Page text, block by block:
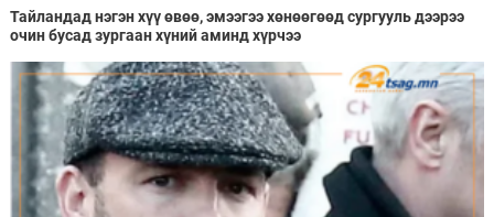
Тайландад нэгэн хүү өвөө, эмээгээ хөнөөгөөд сургууль дээрээ
очин бусад зургаан хүний аминд хүрчээ